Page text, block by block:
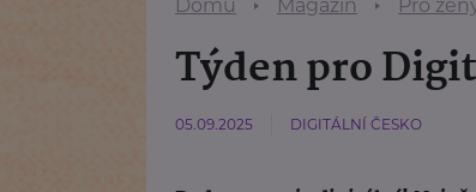
Domů Magazín Pro
Týden pro
05.09.2025 DIGITÁLNÍ ČESKO